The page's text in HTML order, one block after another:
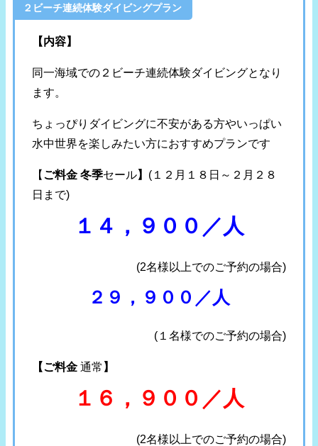
２ビーチ連続体験ダイビングプラン
【内容】
同一海域での２ビーチ連続体験ダイビングとなり
ます。
ちょっぴりダイビングに不安がある方やいっぱい
水中世界を楽しみたい方におすすめプランです
【 ご料金 冬季セール】 (１２月１８日～２月２８
日まで)
１４，９００／人
(2名様以上でのご予約の場合)
２９，９００／人
(１名様でのご予約の場合)
【ご料金 通常 】
１６，９００／人
(2名様以上でのご予約の場合)